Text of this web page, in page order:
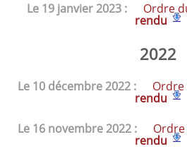
Le 19 janvier 2023 :
Ordre
rendu
2022
Le 10 décembre 2022 :
rendu
Le 16 novembre 2022 :
rendu